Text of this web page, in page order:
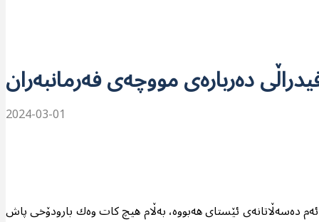
2024-03-01
و چ بەپێی دەستوور، هیچ دەسەڵاتێك لە سەروو دەسەڵاتی دادگەی فیدراڵییەوە نییە. ئەم دادگەیە لە پاش 2005 هەمان ئەم دەسەڵاتانەی ئێستای هەبووە، بەڵام هیچ كات وەك بارودۆخی پاش